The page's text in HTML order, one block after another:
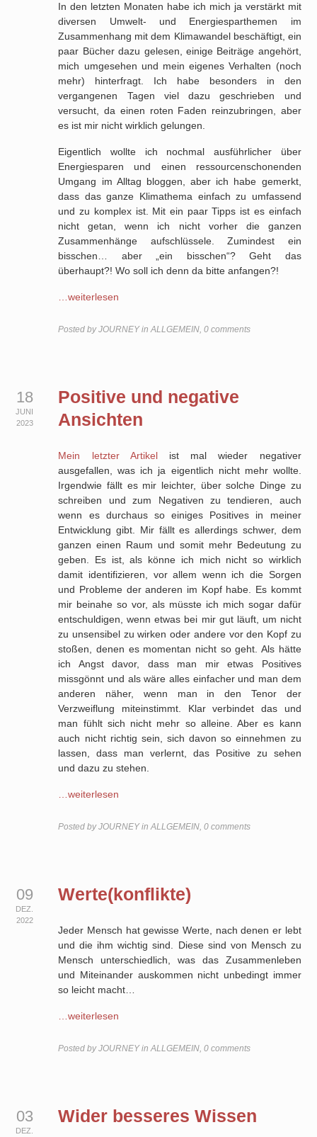
In den letzten Monaten habe ich mich ja verstärkt mit
diversen Umwelt- und Energiesparthemen im
Zusammenhang mit dem Klimawandel beschäftigt, ein
paar Bücher dazu gelesen, einige Beiträge angehört,
mich umgesehen und mein eigenes Verhalten (noch
mehr) hinterfragt. Ich habe besonders in den
vergangenen Tagen viel dazu geschrieben und
versucht, da einen roten Faden reinzubringen, aber
es ist mir nicht wirklich gelungen.
Eigentlich wollte ich nochmal ausführlicher über
Energiesparen und einen ressourcenschonenden
Umgang im Alltag bloggen, aber ich habe gemerkt,
dass das ganze Klimathema einfach zu umfassend
und zu komplex ist. Mit ein paar Tipps ist es einfach
nicht getan, wenn ich nicht vorher die ganzen
Zusammenhänge aufschlüssele. Zumindest ein
bisschen… aber „ein bisschen“? Geht das
überhaupt?! Wo soll ich denn da bitte anfangen?!
…weiterlesen
Posted by JOURNEY in ALLGEMEIN,0 comments
18
JUNI
2023
Positive und negative
Ansichten
Mein letzter Artikelist mal wieder negativer
ausgefallen, was ich ja eigentlich nicht mehr wollte.
Irgendwie fällt es mir leichter, über solche Dinge zu
schreiben und zum Negativen zu tendieren, auch
wenn es durchaus so einiges Positives in meiner
Entwicklung gibt. Mir fällt es allerdings schwer, dem
ganzen einen Raum und somit mehr Bedeutung zu
geben. Es ist, als könne ich mich nicht so wirklich
damit identifizieren, vor allem wenn ich die Sorgen
und Probleme der anderen im Kopf habe. Es kommt
mir beinahe so vor, als müsste ich mich sogar dafür
entschuldigen, wenn etwas bei mir gut läuft, um nicht
zu unsensibel zu wirken oder andere vor den Kopf zu
stoßen, denen es momentan nicht so geht. Als hätte
ich Angst davor, dass man mir etwas Positives
missgönnt und als wäre alles einfacher und man dem
anderen näher, wenn man in den Tenor der
Verzweiflung miteinstimmt . Klar verbindet das und
man fühlt sich nicht mehr so alleine. Aber es kann
auch nicht richtig sein, sich davon so einnehmen zu
lassen, dass man verlernt, das Positive zu sehen
unddazu zu stehen
…weiterlesen
Posted by JOURNEY in ALLGEMEIN,0 comments
09
DEZ.
2022
Werte(konflikte)
Jeder Mensch hat gewisse Werte, nach denen er lebt
und die ihm wichtig sind. Diese sind von Mensch zu
Mensch unterschiedlich, was das Zusammenleben
und Miteinander auskommen nicht unbedingt immer
so leicht macht…
…weiterlesen
Posted by JOURNEY in ALLGEMEIN,0 comments
03
DEZ.
Wider besseres Wissen